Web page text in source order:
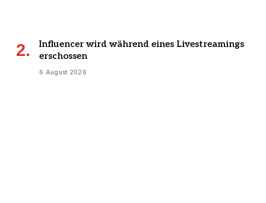
Influencer wird während eines Livestreamings
erschossen
6 August 2026